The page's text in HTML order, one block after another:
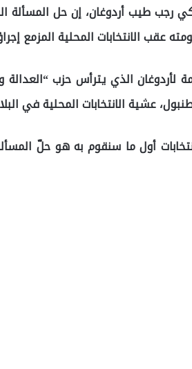
رجب طيب أردوغان، إن حل المسألة
عقب الانتخابات المحلية المزمع
الذي يترأس حزب
عشية الانتخابات المحلية في
أول ما سنقوم به هو حلّ